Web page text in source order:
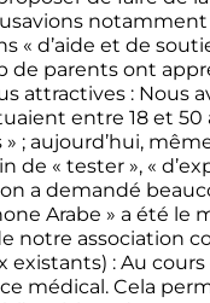
d’aide et de
de parents ont
attractives : Nous
entre 18 et 50
aujourd’hui,
« tester », «
a demandé
Arabe » a été le
association
: Au
médical. Cela